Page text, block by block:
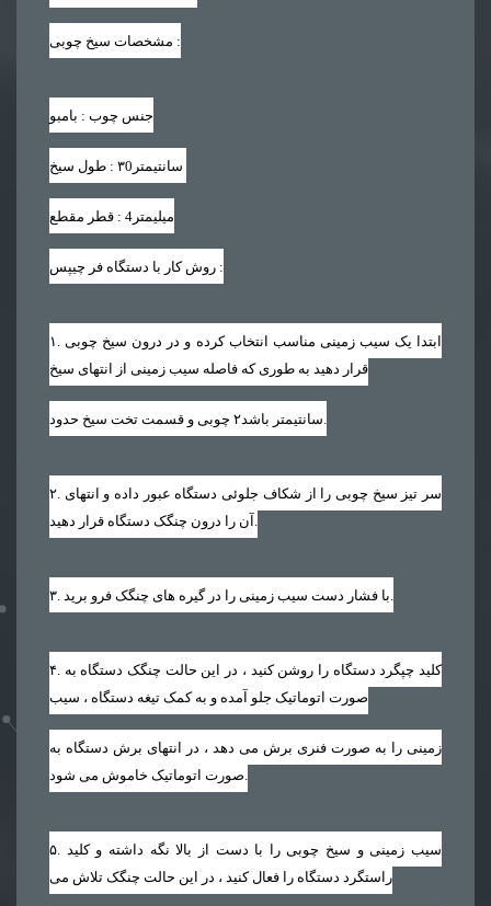
مشخصات سیخ چوبی :
جنس چوب : بامبو
طول سیخ : ۳0 سانتیمتر
قطر مقطع : 4 میلیمتر
روش کار با دستگاه فر چیپس :
۱
قرار دهید به طوری که فاصله سیب زمینی از انتهای سیخ
۲سانتیمتر باشد
۲
۳
۴
صورت اتوماتیک جلو آمده و به کمک تیغه دستگاه ، سیب
زمینی را به صورت فنری برش می دهد ، در انتهای برش دستگاه به
۵
راستگرد دستگاه را فعال کنید ، در این حالت چنگک تلاش می